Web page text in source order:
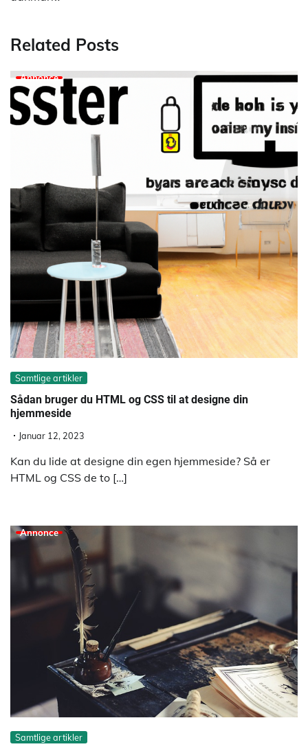
Related Posts
Annonce
Samtlige artikler
Sådan bruger du HTML og CSS til at designe din
hjemmeside
Januar 12, 2023
Kan du lide at designe din egen hjemmeside? Så er
HTML og CSS de to […]
Annonce
Samtlige artikler